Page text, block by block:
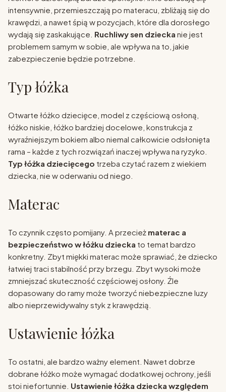
intensywnie, przemieszczają po materacu, zbliżają się do
krawędzi, a nawet śpią w pozycjach, które dla dorosłego
wydają się zaskakujące. Ruchliwy sen dziecka nie jest
problemem samym w sobie, ale wpływa na to, jakie
zabezpieczenie będzie potrzebne.
Typ łóżka
Otwarte łóżko dziecięce, model z częściową osłoną,
łóżko niskie, łóżko bardziej docelowe, konstrukcja z
wyraźniejszym bokiem albo niemal całkowicie odsłonięta
rama – każde z tych rozwiązań inaczej wpływa na ryzyko.
Typ łóżka dziecięcego trzeba czytać razem z wiekiem
dziecka, nie w oderwaniu od niego.
Materac
To czynnik często pomijany. A przecież materac a
bezpieczeństwo w łóżku dziecka to temat bardzo
konkretny. Zbyt miękki materac może sprawiać, że dziecko
łatwiej traci stabilność przy brzegu. Zbyt wysoki może
zmniejszać skuteczność częściowej osłony. Źle
dopasowany do ramy może tworzyć niebezpieczne luzy
albo nieprzewidywalny styk z krawędzią.
Ustawienie łóżka
To ostatni, ale bardzo ważny element. Nawet dobrze
dobrane łóżko może wymagać dodatkowej ochrony, jeśli
stoi niefortunnie. Ustawienie łóżka dziecka względem